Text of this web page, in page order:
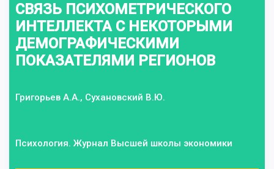
СВЯЗЬ ПСИХОМЕТРИЧЕСКОГО
ИНТЕЛЛЕКТА С НЕКОТОРЫМИ
ДЕМОГРАФИЧЕСКИМИ
ПОКАЗАТЕЛЯМИ РЕГИОНОВ
Григорьев А.А., Сухановский В.Ю.
Психология. Журнал Высшей школы экономики